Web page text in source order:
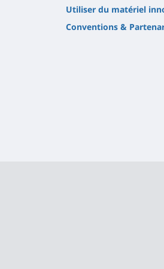
Utiliser du matériel
Conventions &